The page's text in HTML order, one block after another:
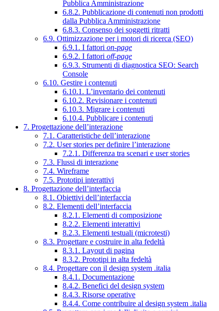
Pubblica Amministrazione
6.8.2. Pubblicazione di contenuti non prodotti
dalla Pubblica Amministrazione
6.8.3. Consenso dei soggetti ritratti
6.9. Ottimizzazione per i motori di ricerca (SEO)
6.9.1. I fattori on-page
6.9.2. I fattori off-page
6.9.3. Strumenti di diagnostica SEO: Search
Console
6.10. Gestire i contenuti
6.10.1. L’inventario dei contenuti
6.10.2. Revisionare i contenuti
6.10.3. Migrare i contenuti
6.10.4. Pubblicare i contenuti
7. Progettazione dell’interazione
7.1. Caratteristiche dell’interazione
7.2. User stories per definire l’interazione
7.2.1. Differenza tra scenari e user stories
7.3. Flussi di interazione
7.4. Wireframe
7.5. Prototipi interattivi
8. Progettazione dell’interfaccia
8.1. Obiettivi dell’interfaccia
8.2. Elementi dell’interfaccia
8.2.1. Elementi di composizione
8.2.2. Elementi interattivi
8.2.3. Elementi testuali (microtesti)
8.3. Progettare e costruire in alta fedeltà
8.3.1. Layout di pagina
8.3.2. Prototipi in alta fedeltà
8.4. Progettare con il design system .italia
8.4.1. Documentazione
8.4.2. Benefici del design system
8.4.3. Risorse operative
8.4.4. Come contribuire al design system .italia